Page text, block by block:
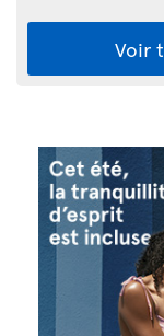
Voir